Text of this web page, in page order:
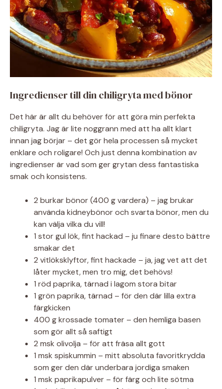
Ingredienser till din chiligryta med bönor
Det här är allt du behöver för att göra min perfekta
chiligryta. Jag är lite noggrann med att ha allt klart
innan jag börjar – det gör hela processen så mycket
enklare och roligare! Och just denna kombination av
ingredienser är vad som ger grytan dess fantastiska
smak och konsistens.
2 burkar bönor (400 g vardera) – jag brukar
använda kidneybönor och svarta bönor, men du
kan välja vilka du vill!
1 stor gul lök, fint hackad – ju finare desto bättre
smakar det
2 vitlöksklyftor, fint hackade – ja, jag vet att det
låter mycket, men tro mig, det behövs!
1 röd paprika, tärnad i lagom stora bitar
1 grön paprika, tärnad – för den där lilla extra
färgkicken
400 g krossade tomater – den hemliga basen
som gör allt så saftigt
2 msk olivolja – för att fräsa allt gott
1 msk spiskummin – mitt absoluta favoritkrydda
som ger den där underbara jordiga smaken
1 msk paprikapulver – för färg och lite sötma